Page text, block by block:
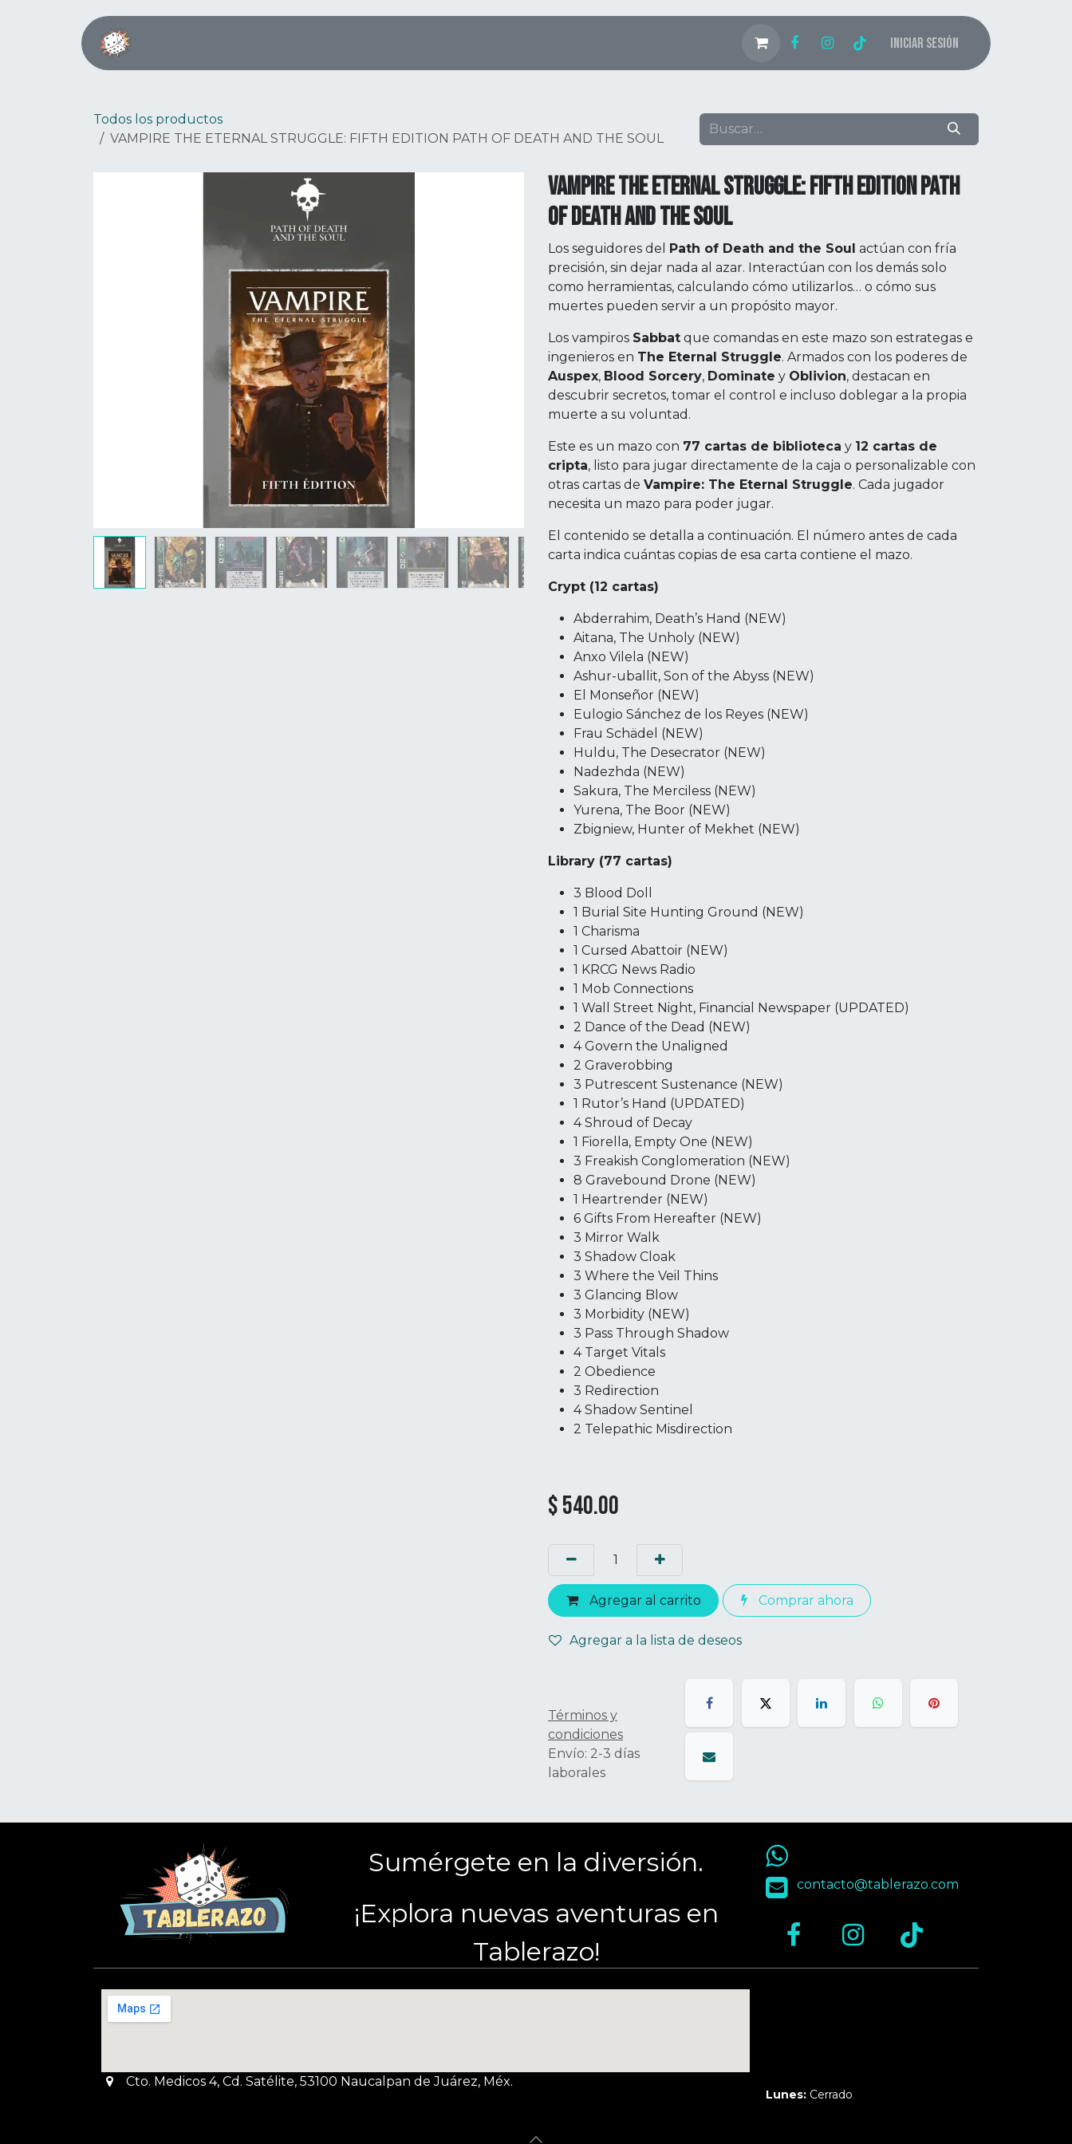
Iniciar sesión
Todos los productos
VAMPIRE THE ETERNAL STRUGGLE: FIFTH EDITION PATH OF DEATH AND THE SOUL
VAMPIRE THE ETERNAL STRUGGLE: FIFTH EDITION PATH
OF DEATH AND THE SOUL
Los seguidores del Path of Death and the Soul actúan con fría
precisión, sin dejar nada al azar. Interactúan con los demás solo
como herramientas, calculando cómo utilizarlos… o cómo sus
muertes pueden servir a un propósito mayor.
Los vampiros Sabbat que comandas en este mazo son estrategas e
ingenieros en The Eternal Struggle. Armados con los poderes de
Auspex, Blood Sorcery, Dominate y Oblivion, destacan en
descubrir secretos, tomar el control e incluso doblegar a la propia
muerte a su voluntad.
Este es un mazo con 77 cartas de biblioteca y 12 cartas de
cripta, listo para jugar directamente de la caja o personalizable con
otras cartas de Vampire: The Eternal Struggle. Cada jugador
necesita un mazo para poder jugar.
El contenido se detalla a continuación. El número antes de cada
carta indica cuántas copias de esa carta contiene el mazo.
Crypt (12 cartas)
Abderrahim, Death’s Hand (NEW)
Aitana, The Unholy (NEW)
Anxo Vilela (NEW)
Ashur-uballit, Son of the Abyss (NEW)
El Monseñor (NEW)
Eulogio Sánchez de los Reyes (NEW)
Frau Schädel (NEW)
Huldu, The Desecrator (NEW)
Nadezhda (NEW)
Sakura, The Merciless (NEW)
Yurena, The Boor (NEW)
Zbigniew, Hunter of Mekhet (NEW)
Library (77 cartas)
3 Blood Doll
1 Burial Site Hunting Ground (NEW)
1 Charisma
1 Cursed Abattoir (NEW)
1 KRCG News Radio
1 Mob Connections
1 Wall Street Night, Financial Newspaper (UPDATED)
2 Dance of the Dead (NEW)
4 Govern the Unaligned
2 Graverobbing
3 Putrescent Sustenance (NEW)
1 Rutor’s Hand (UPDATED)
4 Shroud of Decay
1 Fiorella, Empty One (NEW)
3 Freakish Conglomeration (NEW)
8 Gravebound Drone (NEW)
1 Heartrender (NEW)
6 Gifts From Hereafter (NEW)
3 Mirror Walk
3 Shadow Cloak
3 Where the Veil Thins
3 Glancing Blow
3 Morbidity (NEW)
3 Pass Through Shadow
4 Target Vitals
2 Obedience
3 Redirection
4 Shadow Sentinel
2 Telepathic Misdirection
$540.00
Agregar al carrito Comprar ahora
Agregar a la lista de deseos
Términos y
condiciones
Envío: 2-3 días
laborales
Sumérgete en la diversión.
¡Explora nuevas aventuras en
Tablerazo!
55 9563 4848
contacto@tablerazo.com
Cto. Medicos 4, Cd. Satélite, 53100 Naucalpan de Juárez, Méx.
Lunes:Cerrado